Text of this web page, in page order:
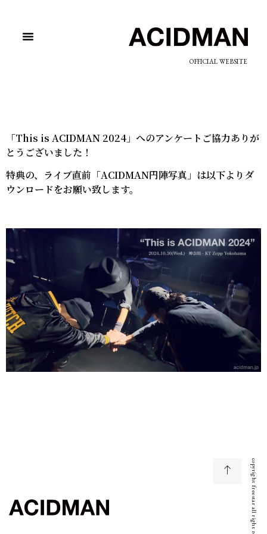
OFFICIAL WEBSITE
「This is ACIDMAN 2024」へのアンケートご協力ありが
とうございました！
特典の、ライブ直前「ACIDMAN円陣写真」は以下よりダ
ウンロードをお願い致します。
copyright freestar all right reserved